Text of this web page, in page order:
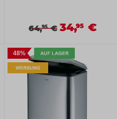
Badezimmer, Gäste-WC oder
einem Fassungsvermögen von
6 Litern bietet der
Kosmetikeimer ausreichend
Verkaufspreis:
Regulärer Preis:
64,95€ 34,95 €
48%